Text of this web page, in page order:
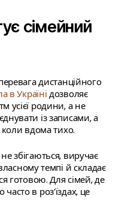
сімейний
дистанційного
в Українідозволяє
усієї родини, а не
із записами, а
коли вдома тихо.
збігаються, виручає
темпі й складає
готовою. Для сімей, де
в роз’їздах, це